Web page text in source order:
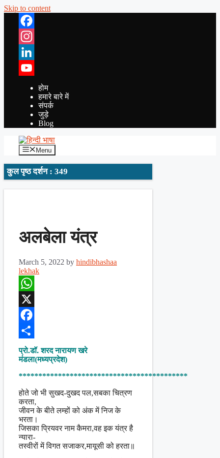
Skip to content
Facebook
Instagram
LinkedIn
YouTube
होम
हमारे बारे में
संपर्क
जुड़े
Blog
Menu
कुल पृष्ठ दर्शन : 349
अलबेला यंत्र
March 5, 2022 by hindibhashaa
lekhak
WhatsApp
X
Facebook
Share
प्रो.डॉ. शरद नारायण खरे
मंडला(मध्यप्रदेश)
*******************************************
होते जो भी सुखद-दुखद पल,सबका चित्रण
करता,
जीवन के बीते लम्हों को अंक में निज के
भरता।
जिसका प्रियवर नाम कैमरा,वह इक यंत्र है
न्यारा-
तस्वीरों में विगत सजाकर,मायूसी को हरता॥